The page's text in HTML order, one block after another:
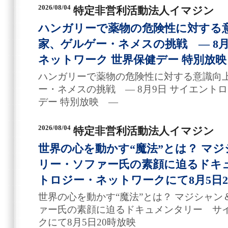
2026/08/04 特定非営利活動法人イマジン
ハンガリーで薬物の危険性に対する
家、ゲルゲー・ネメスの挑戦 ― 8
ネットワーク 世界保健デー 特別
ハンガリーで薬物の危険性に対する意識向
ー・ネメスの挑戦 ― 8月9日 サイエント
デー 特別放映 ―
2026/08/04 特定非営利活動法人イマジン
世界の心を動かす“魔法”とは？ マ
リー・ソファー氏の素顔に迫るド
トロジー・ネットワークにて8月5日
世界の心を動かす“魔法”とは？ マジシャ
ァー氏の素顔に迫るドキュメンタリー サ
クにて8月5日20時放映